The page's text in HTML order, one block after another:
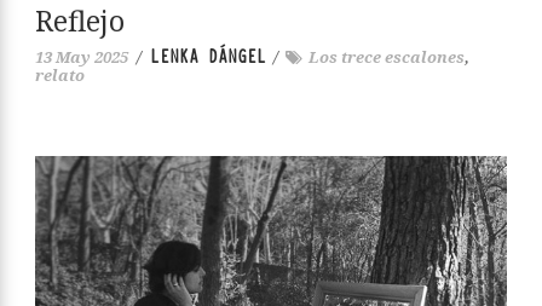
Reflejo
13 May 2025 / LENKA DÁNGEL / Los trece escalones,
relato